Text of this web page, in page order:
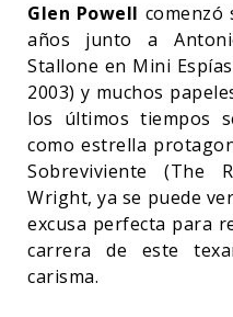
Glen Powell comenzó
años junto a
Stallone en Mini
2003) y muchos
los últimos tiempos
como estrella
Sobreviviente (The
Wright, ya se puede
excusa perfecta para
carrera de este
carisma.